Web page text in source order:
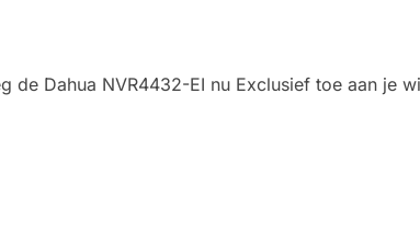
Dahua NVR4432-EI nu Exclusief toe aan je